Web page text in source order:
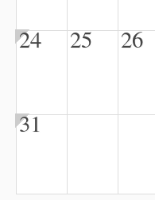
24 25 26
31